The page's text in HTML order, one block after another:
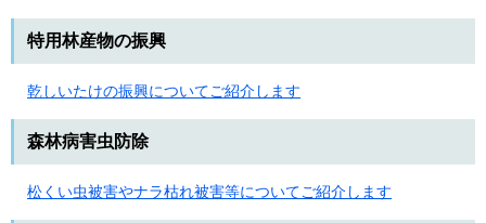
特用林産物の振興
乾しいたけの振興についてご紹介します
森林病害虫防除
松くい虫被害やナラ枯れ被害等についてご紹介します